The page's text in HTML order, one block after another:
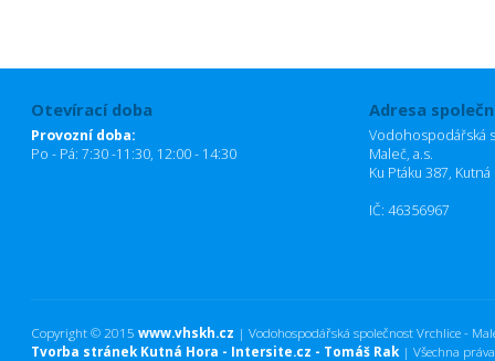
Otevírací doba
Provozní doba:
Po - Pá: 7:30 -11:30, 12:00 - 14:30
Adresa
Vodohospodářská
Maleč, a.s.
Ku Ptáku 387,
IČ: 46356967
Copyright © 2015 www.vhskh.cz | Vodohospodářská společnost Vrchlice -
Tvorba stránek Kutná Hora - Intersite.cz - Tomáš Rak | Všechna